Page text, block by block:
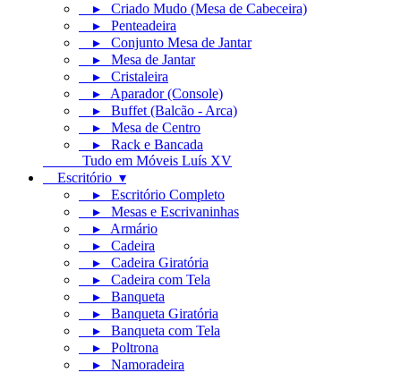
▸ Criado Mudo (Mesa de Cabeceira)
▸ Penteadeira
▸ Conjunto Mesa de Jantar
▸ Mesa de Jantar
▸ Cristaleira
▸ Aparador (Console)
▸ Buffet (Balcão - Arca)
▸ Mesa de Centro
▸ Rack e Bancada
Tudo em Móveis Luís XV
Escritório ▾
▸ Escritório Completo
▸ Mesas e Escrivaninhas
▸ Armário
▸ Cadeira
▸ Cadeira Giratória
▸ Cadeira com Tela
▸ Banqueta
▸ Banqueta Giratória
▸ Banqueta com Tela
▸ Poltrona
▸ Namoradeira